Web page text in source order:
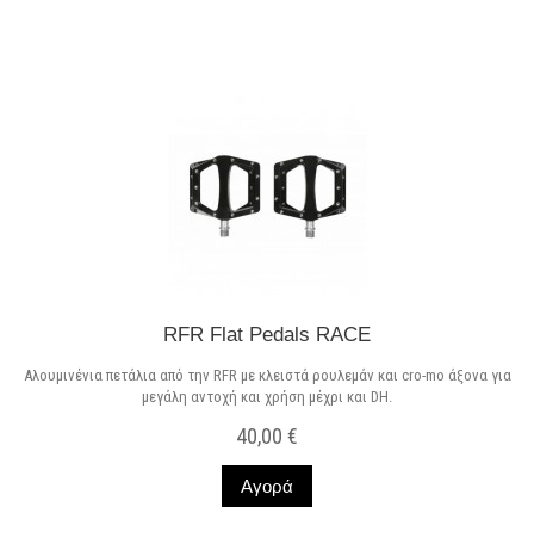
RFR Flat Pedals RACE
Αλουμινένια πετάλια από την RFR με κλειστά ρουλεμάν και cro-mo άξονα για
μεγάλη αντοχή και χρήση μέχρι και DH.
40,00 €
Αγορά